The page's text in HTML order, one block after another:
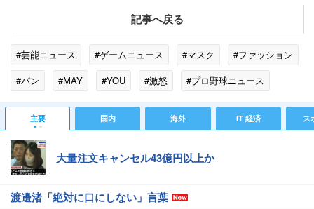
記事へ戻る
#芸能ニュース #ゲームニュース #マスク
#ファッション
#パン
#MAY #YOU #激怒 #プロ野球ニュース
主要 国内 海外 IT 経済 ス
大量注文キャンセル43億円以上か
渡邊渚「絶対に口にしない」言葉